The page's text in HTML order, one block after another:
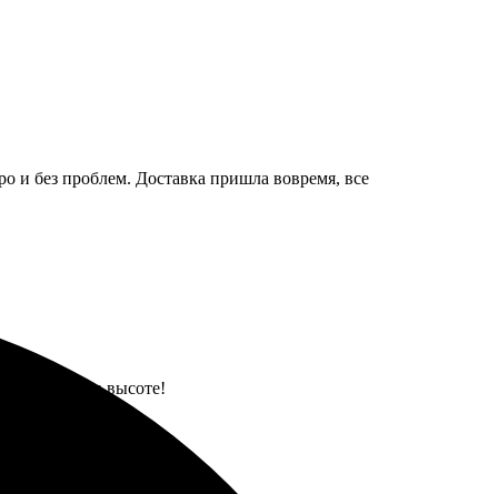
и без проблем. Доставка пришла вовремя, все
все на высоте!